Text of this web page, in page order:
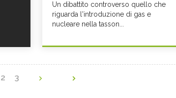
Un dibattito controverso quello che
riguarda l'introduzione di gas e
nucleare nella tasson...
2 3